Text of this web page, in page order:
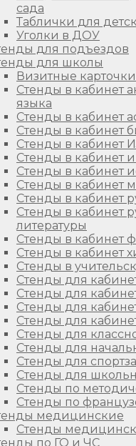
сада
Таблички для
Уголки в ДОУ
для подъездов
для школы
Визитные
Стенды в кабинет
языка
Стенды в кабинет
Стенды в кабинет
Стенды в кабинет
Стенды в кабинет
Стенды в кабинет
Стенды в кабинет
Стенды в кабинет
Стенды в кабинет
литературы
Стенды в кабинет
Стенды в кабинет
Стенды в
Стенды для
Стенды для
Стенды для
Стенды для
Стенды для
Стенды для
Стенды для
Стенды для
Стенды по
Стенды по
медицинские
Стенды
по ГО и ЧС